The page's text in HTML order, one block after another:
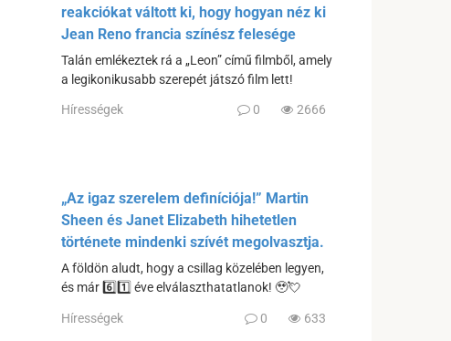
reakciókat váltott ki, hogy hogyan néz ki
Jean Reno francia színész felesége
Talán emlékeztek rá a „Leon” című filmből, amely
a legikonikusabb szerepét játszó film lett!
Hírességek 0 2666
„Az igaz szerelem definíciója!” Martin
Sheen és Janet Elizabeth hihetetlen
története mindenki szívét megolvasztja.
A földön aludt, hogy a csillag közelében legyen,
és már 6️⃣1️⃣ éve elválaszthatatlanok! 🥹💘
Hírességek 0 633